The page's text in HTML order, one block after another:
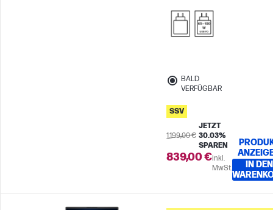
BALD
VERFÜGBAR
SSV
1.199,00 €
JETZT
30.03%
SPAREN
839,00 €inkl.
MwSt.
IN DEN